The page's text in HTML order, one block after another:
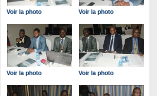
Voir la photo Voir la photo
Voir la photo Voir la photo